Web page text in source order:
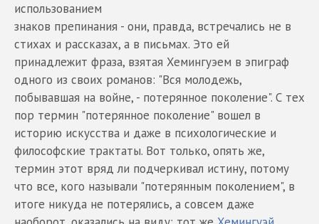
использованием
знаков препинания - они, правда, встречались не в
стихах и рассказах, а в письмах. Это ей
принадлежит фраза, взятая Хемингуэем в эпиграф
одного из своих романов: "Вся молодежь,
побывавшая на войне, - потерянное поколение". С тех
пор термин "потерянное поколение" вошел в
историю искусства и даже в психологические и
философские трактаты. Вот только, опять же,
термин этот вряд ли подчеркивал истину, потому
что все, кого называли "потерянным поколением", в
итоге никуда не потерялись, а совсем даже